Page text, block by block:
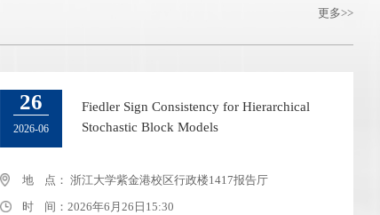
更多
26
2026-06
Fiedler Sign Consistency for Hierarchical
Stochastic Block Models
地 点： 浙江大学紫金港校区行政楼1417报告厅
时 间：2026年6月26日15:30
22
2024-09
2024秋季博士生论坛暨“数据科学最佳研究
奖”颁奖仪式
地 点： 浙大圆正启真水晶酒店（古墩路671号）
时 间：2024年9月22日09:30-17:00